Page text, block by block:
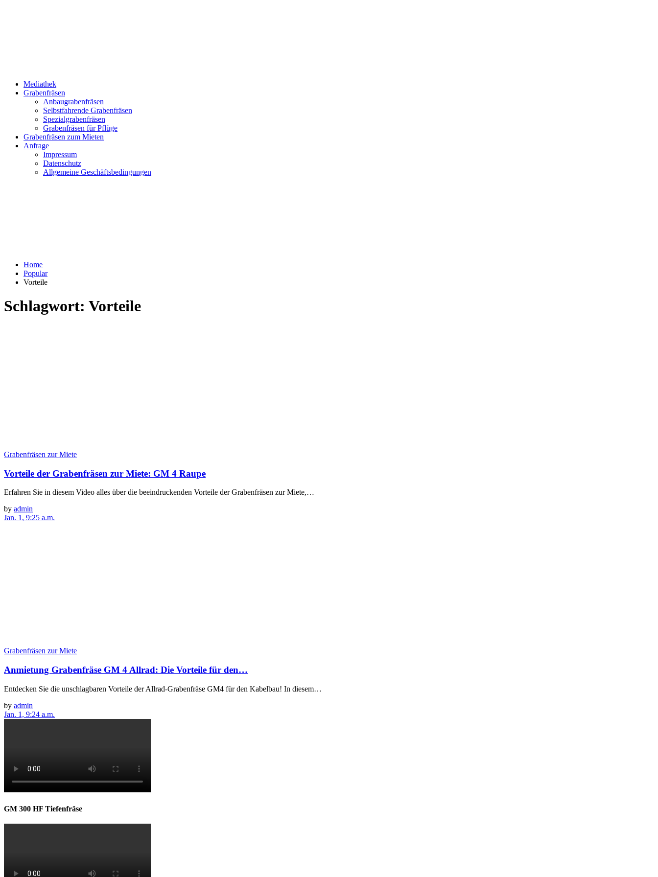
Mediathek
Grabenfräsen
Anbaugrabenfräsen
Selbstfahrende Grabenfräsen
Spezialgrabenfräsen
Grabenfräsen für Pflüge
Grabenfräsen zum Mieten
Anfrage
Impressum
Datenschutz
Allgemeine Geschäftsbedingungen
Home
Popular
Vorteile
Schlagwort: Vorteile
Grabenfräsen zur Miete
Vorteile der Grabenfräsen zur Miete: GM 4 Raupe
Erfahren Sie in diesem Video alles über die beeindruckenden Vorteile der Grabenfräsen zur Miete,…
by admin
Jan. 1, 9:25 a.m.
Grabenfräsen zur Miete
Anmietung Grabenfräse GM 4 Allrad: Die Vorteile für den…
Entdecken Sie die unschlagbaren Vorteile der Allrad-Grabenfräse GM4 für den Kabelbau! In diesem…
by admin
Jan. 1, 9:24 a.m.
GM 300 HF Tiefenfräse